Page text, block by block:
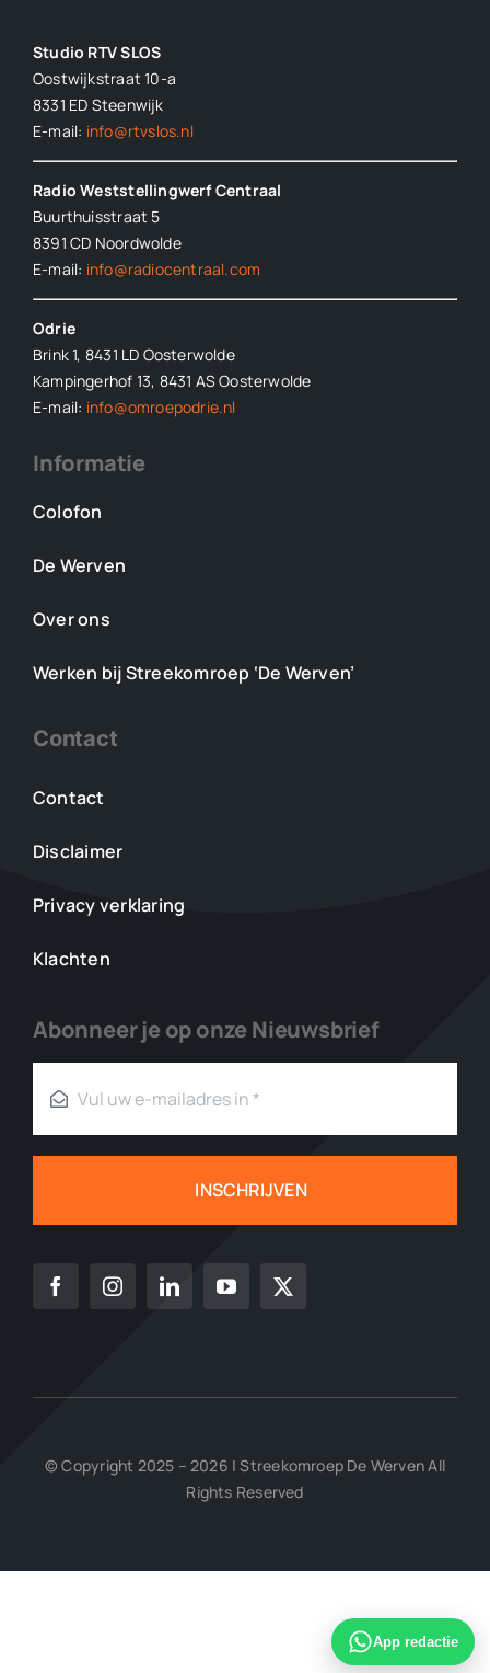
Studio RTV SLOS
Oostwijkstraat 10-a
8331 ED Steenwijk
E-mail: info@rtvslos.nl
Radio Weststellingwerf Centraal
Buurthuisstraat 5
8391 CD Noordwolde
E-mail: info@radiocentraal.com
Odrie
Brink 1, 8431 LD Oosterwolde
Kampingerhof 13, 8431 AS Oosterwolde
E-mail: info@omroepodrie.nl
Informatie
Colofon
De Werven
Over ons
Werken bij Streekomroep ‘De Werven’
Contact
Contact
Disclaimer
Privacy verklaring
Klachten
Abonneer je op onze Nieuwsbrief
INSCHRIJVEN
© Copyright 2025 – 2026 | Streekomroep De Werven All
Rights Reserved
App redactie